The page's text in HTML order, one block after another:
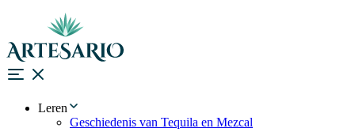
Leren
Geschiedenis van Tequila en Mezcal